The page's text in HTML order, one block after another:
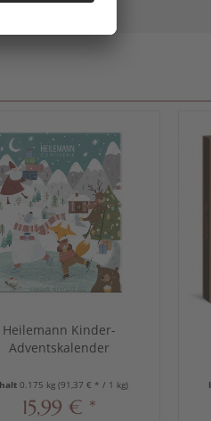
Heilemann Kinder-
Adventskalender
0.175 kg (91,37 € * / 1 kg)
15,99 € *